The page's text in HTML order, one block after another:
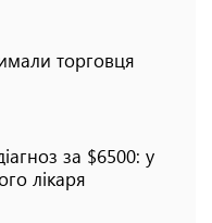
торговця
за $6500: у
лікаря